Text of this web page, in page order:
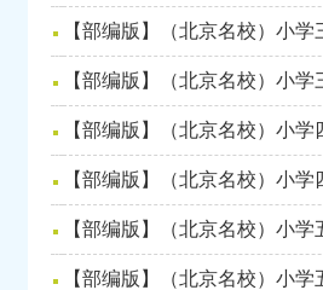
【部编版】（北京名校）小
【部编版】（北京名校）小
【部编版】（北京名校）小
【部编版】（北京名校）小
【部编版】（北京名校）小
【部编版】（北京名校）小